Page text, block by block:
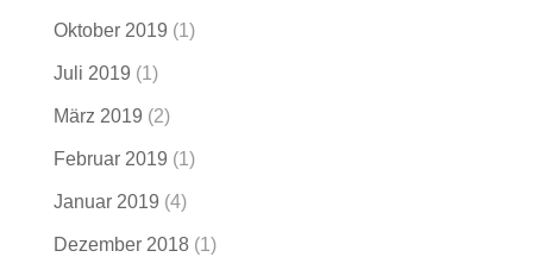
Oktober 2019 (1)
Juli 2019 (1)
März 2019 (2)
Februar 2019 (1)
Januar 2019 (4)
Dezember 2018(1)